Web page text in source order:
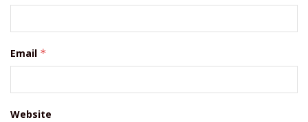
Email *
Website